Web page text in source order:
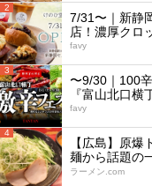
2
7/31〜｜新静
店！濃厚クロ
favy
3
〜9/30｜100
『富山北口
favy
4
【広島】原
麺から話題の
ラーメン.com